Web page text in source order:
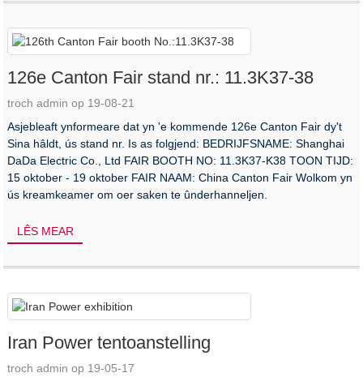
126e Canton Fair stand nr.: 11.3K37-38
troch admin op 19-08-21
Asjebleaft ynformeare dat yn 'e kommende 126e Canton Fair dy't
Sina hâldt, ús stand nr. Is as folgjend: BEDRIJFSNAME: Shanghai
DaDa Electric Co., Ltd FAIR BOOTH NO: 11.3K37-K38 TOON TIJD:
15 oktober - 19 oktober FAIR NAAM: China Canton Fair Wolkom yn
ús kreamkeamer om oer saken te ûnderhanneljen.
LÊS MEAR
Iran Power tentoanstelling
troch admin op 19-05-17